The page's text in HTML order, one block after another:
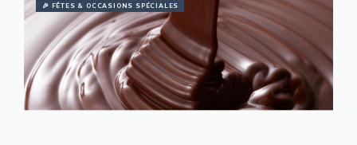
🎉 FÊTES & OCCASIONS SPÉCIALES